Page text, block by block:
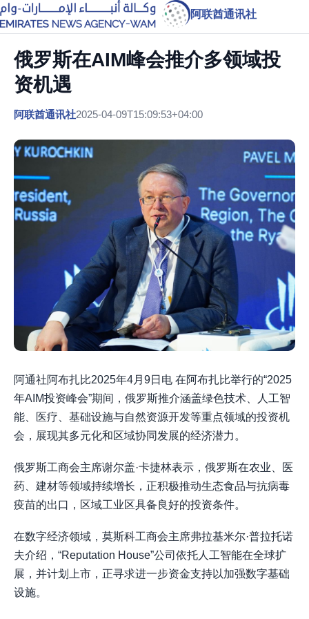
阿联酋通讯社
俄罗斯在AIM峰会推介多领域投
资机遇
阿联酋通讯社2025-04-09T15:09:53+04:00
阿通社阿布扎比2025年4月9日电 在阿布扎比举行的“2025
年AIM投资峰会”期间，俄罗斯推介涵盖绿色技术、人工智
能、医疗、基础设施与自然资源开发等重点领域的投资机
会，展现其多元化和区域协同发展的经济潜力。
俄罗斯工商会主席谢尔盖·卡捷林表示，俄罗斯在农业、医
药、建材等领域持续增长，正积极推动生态食品与抗病毒
疫苗的出口，区域工业区具备良好的投资条件。
在数字经济领域，莫斯科工商会主席弗拉基米尔·普拉托诺
夫介绍，“Reputation House”公司依托人工智能在全球扩
展，并计划上市，正寻求进一步资金支持以加强数字基础
设施。